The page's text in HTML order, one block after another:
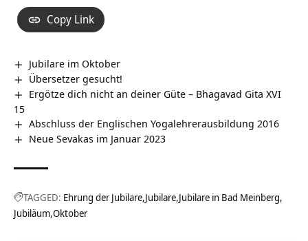
Copy Link
Jubilare im Oktober
Übersetzer gesucht!
Ergötze dich nicht an deiner Güte – Bhagavad Gita XVI
15
Abschluss der Englischen Yogalehrerausbildung 2016
Neue Sevakas im Januar 2023
TAGGED: Ehrung der Jubilare Jubilare Jubilare in Bad Meinberg
Jubiläum Oktober